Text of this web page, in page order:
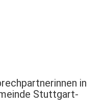
in
Stuttgart-